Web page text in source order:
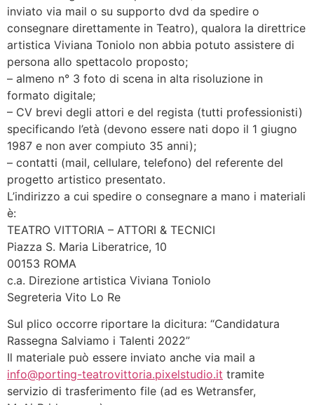
inviato via mail o su supporto dvd da spedire o
consegnare direttamente in Teatro), qualora la direttrice
artistica Viviana Toniolo non abbia potuto assistere di
persona allo spettacolo proposto;
– almeno n° 3 foto di scena in alta risoluzione in
formato digitale;
– CV brevi degli attori e del regista (tutti professionisti)
specificando l’età (devono essere nati dopo il 1 giugno
1987 e non aver compiuto 35 anni);
– contatti (mail, cellulare, telefono) del referente del
progetto artistico presentato.
L’indirizzo a cui spedire o consegnare a mano i materiali
è:
TEATRO VITTORIA – ATTORI & TECNICI
Piazza S. Maria Liberatrice, 10
00153 ROMA
c.a. Direzione artistica Viviana Toniolo
Segreteria Vito Lo Re
Sul plico occorre riportare la dicitura: “Candidatura
Rassegna Salviamo i Talenti 2022”
Il materiale può essere inviato anche via mail a
info@porting-teatrovittoria.pixelstudio.it tramite
servizio di trasferimento file (ad es Wetransfer,